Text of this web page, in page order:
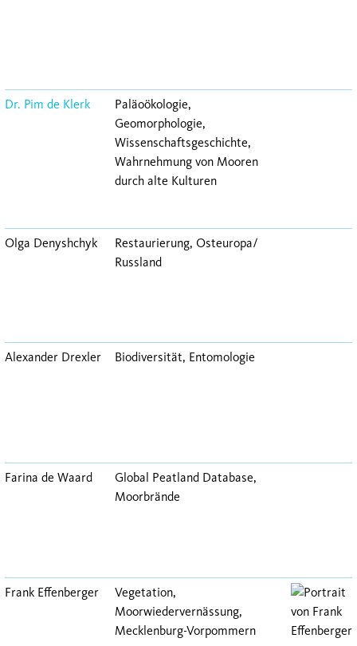
Dr. Pim de Klerk
Paläoökologie,
Geomorphologie,
Wissenschaftsgeschichte,
Wahrnehmung von Mooren
durch alte Kulturen
Olga Denyshchyk
Restaurierung, Osteuropa/
Russland
Alexander Drexler Biodiversität, Entomologie
Farina de Waard
Global Peatland Database,
Moorbrände
Frank Effenberger
Vegetation,
Moorwiedervernässung,
Mecklenburg-Vorpommern